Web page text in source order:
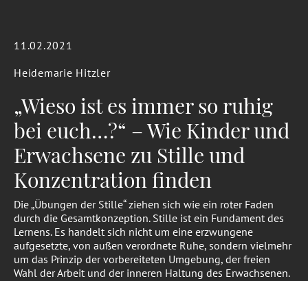
11.02.2021
Heidemarie Hitzler
„Wieso ist es immer so ruhig
bei euch…?“ – Wie Kinder und
Erwachsene zu Stille und
Konzentration finden
Die „Übungen der Stille“ ziehen sich wie ein roter Faden
durch die Gesamtkonzeption. Stille ist ein Fundament des
Lernens. Es handelt sich nicht um eine erzwungene
aufgesetzte, von außen verordnete Ruhe, sondern vielmehr
um das Prinzip der vorbereiteten Umgebung, der freien
Wahl der Arbeit und der inneren Haltung des Erwachsenen.